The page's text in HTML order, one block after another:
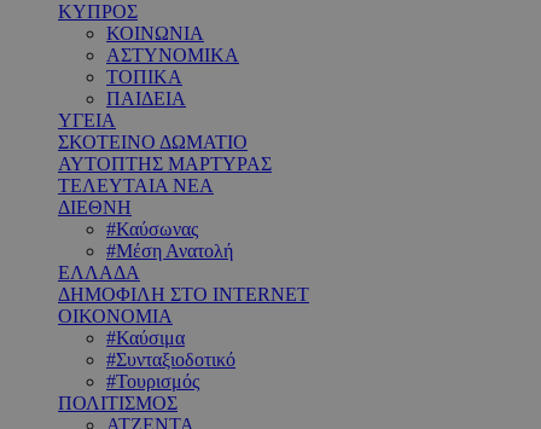
ΚΥΠΡΟΣ
ΚΟΙΝΩΝΙΑ
ΑΣΤΥΝΟΜΙΚΑ
ΤΟΠΙΚΑ
ΠΑΙΔΕΙΑ
ΥΓΕΙΑ
ΣΚΟΤΕΙΝΟ ΔΩΜΑΤΙΟ
ΑΥΤΟΠΤΗΣ ΜΑΡΤΥΡΑΣ
ΤΕΛΕΥΤΑΙΑ ΝΕΑ
ΔΙΕΘΝΗ
#Καύσωνας
#Μέση Ανατολή
ΕΛΛΑΔΑ
ΔΗΜΟΦΙΛΗ ΣΤΟ INTERNET
ΟΙΚΟΝΟΜΙΑ
#Καύσιμα
#Συνταξιοδοτικό
#Τουρισμός
ΠΟΛΙΤΙΣΜΟΣ